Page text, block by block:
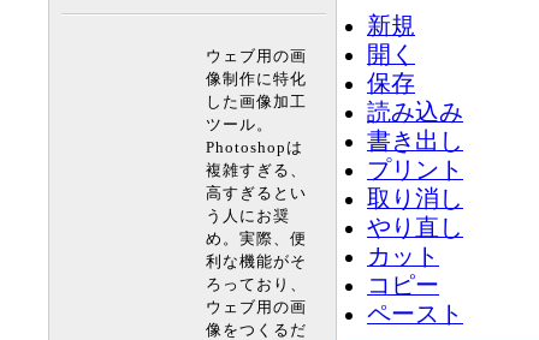
新規
開く
保存
読み込み
書き出し
プリント
取り消し
やり直し
カット
コピー
ペースト
ウェブ用の画
像制作に特化
した画像加工
ツール。
Photoshopは
複雑すぎる、
高すぎるとい
う人にお奨
め。実際、便
利な機能がそ
ろっており、
ウェブ用の画
像をつくるだ